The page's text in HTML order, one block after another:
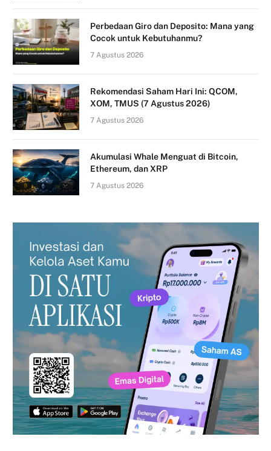
Perbedaan Giro dan Deposito: Mana yang
Cocok untuk Kebutuhanmu?
7 Agustus 2026
Rekomendasi Saham Hari Ini: QCOM,
XOM, TMUS (7 Agustus 2026)
7 Agustus 2026
Akumulasi Whale Menguat di Bitcoin,
Ethereum, dan XRP
7 Agustus 2026